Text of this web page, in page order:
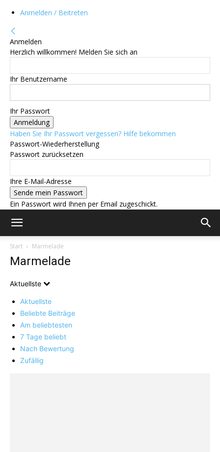
Anmelden / Beitreten
Anmelden
Herzlich willkommen! Melden Sie sich an
Ihr Benutzername
Ihr Passwort
Haben Sie Ihr Passwort vergessen? Hilfe bekommen
Passwort-Wiederherstellung
Passwort zurücksetzen
Ihre E-Mail-Adresse
Ein Passwort wird Ihnen per Email zugeschickt.
Start Marmelade
Marmelade
Aktuellste
Aktuellste
Beliebte Beiträge
Am beliebtesten
7 Tage beliebt
Nach Bewertung
Zufällig